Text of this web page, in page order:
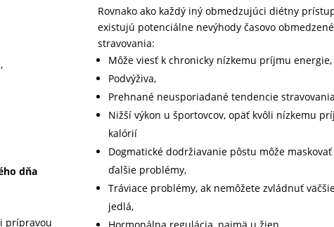
dňa
prípravou
Rovnako ako každý iný obmedzujúci diétny
existujú potenciálne nevýhody časovo
stravovania:
Môže viesť k chronicky nízkemu príjmu energie,
Podvýživa,
Prehnané neusporiadané tendencie
Nižší výkon u športovcov, opäť kvôli nízkemu
kalórií
Dogmatické dodržiavanie pôstu môže maskovať
ďalšie problémy,
Tráviace problémy, ak nemôžete zvládnuť
jedlá,
Hormonálna regulácia, najmä u žien,